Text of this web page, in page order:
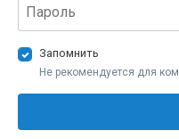
Запомнить
Не рекомендуется для